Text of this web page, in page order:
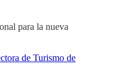
para la nueva
de Turismo de